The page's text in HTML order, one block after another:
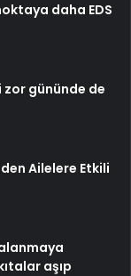
daha EDS
zor gününde de
Ailelere Etkili
aşıp